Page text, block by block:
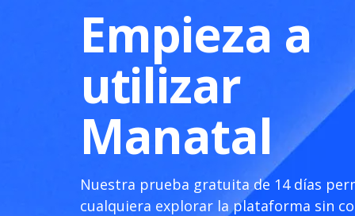
Empieza a
utilizar
Manatal
Nuestra prueba gratuita de 14 días
cualquiera explorar la plataforma sin